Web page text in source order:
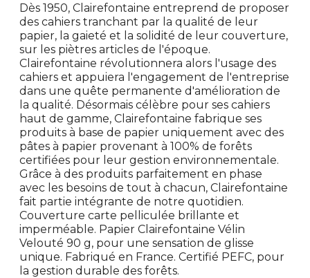
Dès 1950, Clairefontaine entreprend de proposer
des cahiers tranchant par la qualité de leur
papier, la gaieté et la solidité de leur couverture,
sur les piètres articles de l'époque.
Clairefontaine révolutionnera alors l'usage des
cahiers et appuiera l'engagement de l'entreprise
dans une quête permanente d'amélioration de
la qualité. Désormais célèbre pour ses cahiers
haut de gamme, Clairefontaine fabrique ses
produits à base de papier uniquement avec des
pâtes à papier provenant à 100% de forêts
certifiées pour leur gestion environnementale.
Grâce à des produits parfaitement en phase
avec les besoins de tout à chacun, Clairefontaine
fait partie intégrante de notre quotidien.
Couverture carte pelliculée brillante et
imperméable. Papier Clairefontaine Vélin
Velouté 90 g, pour une sensation de glisse
unique. Fabriqué en France. Certifié PEFC, pour
la gestion durable des forêts.